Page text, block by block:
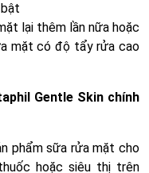
lại thêm lần nữa hoặc
mặt có độ tẩy rửa cao
Gentle Skin chính
phẩm sữa rửa mặt cho
hoặc siêu thị trên